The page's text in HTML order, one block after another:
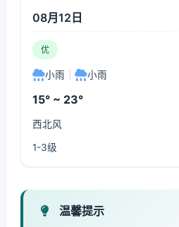
08月12日
优
小雨 小雨
15° ~ 23°
西北风
1-3级
温馨提示